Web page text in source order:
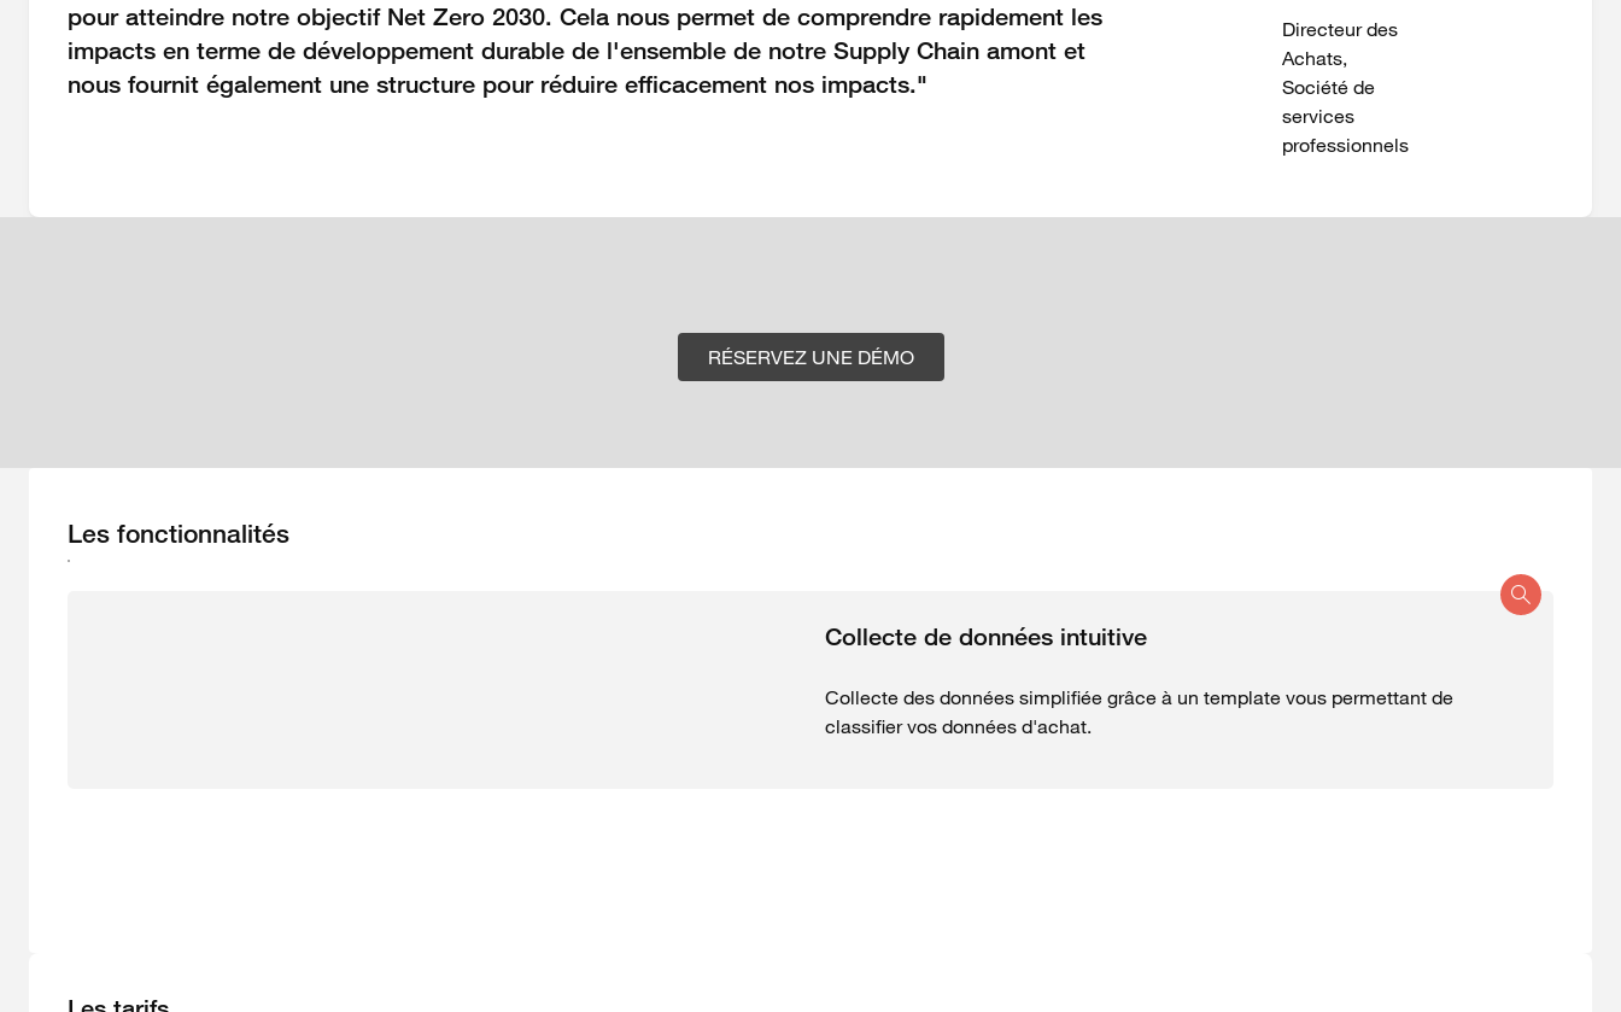
pour atteindre notre objectif Net Zero 2030. Cela nous permet de comprendre rapidement les
impacts en terme de développement durable de l'ensemble de notre Supply Chain amont et
nous fournit également une structure pour réduire efficacement nos impacts."
Directeur des
Achats,
Société de
services
professionnels
RÉSERVEZ UNE DÉMO
Les fonctionnalités
Collecte de données intuitive
Collecte des données simplifiée grâce à un template vous permettant de
classifier vos données d'achat.